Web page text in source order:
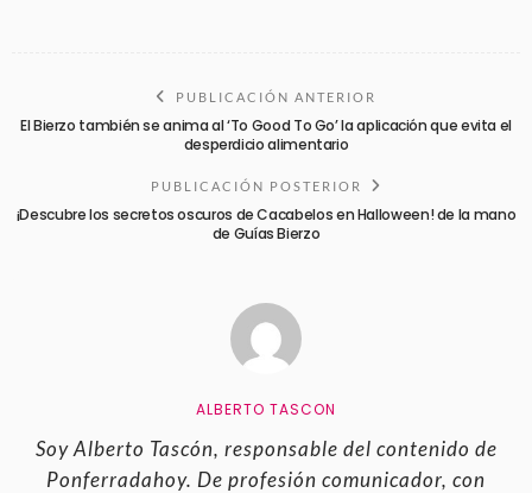
PUBLICACIÓN ANTERIOR
El Bierzo también se anima al ‘To Good To Go’ la aplicación que evita el
desperdicio alimentario
PUBLICACIÓN POSTERIOR
¡Descubre los secretos oscuros de Cacabelos en Halloween! de la mano
de Guías Bierzo
ALBERTO TASCON
Soy Alberto Tascón, responsable del contenido de
Ponferradahoy. De profesión comunicador, con